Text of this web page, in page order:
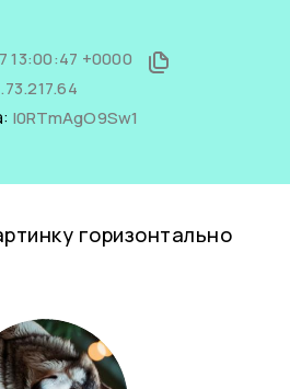
13:00:47 +0000
l0RTmAgO9Sw1
горизонтально